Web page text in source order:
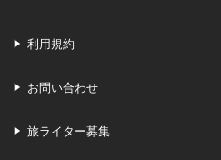
利用規約
お問い合わせ
旅ライター募集